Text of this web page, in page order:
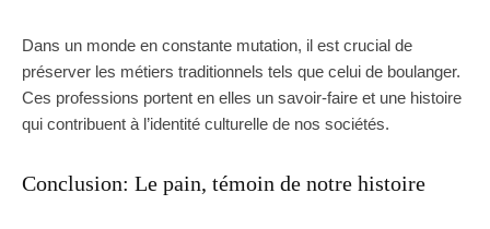
Dans un monde en constante mutation, il est crucial de
préserver les métiers traditionnels tels que celui de boulanger.
Ces professions portent en elles un savoir-faire et une histoire
qui contribuent à l’identité culturelle de nos sociétés.
Conclusion: Le pain, témoin de notre histoire